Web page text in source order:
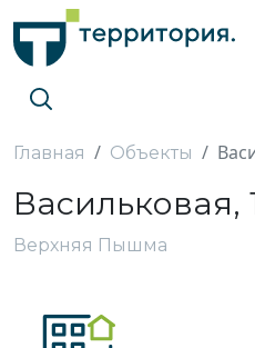
Главная Объекты
Васильковая,
Верхняя Пышма